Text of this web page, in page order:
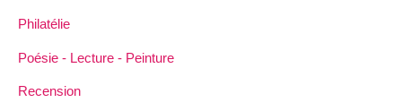
Philatélie
Poésie - Lecture - Peinture
Recension